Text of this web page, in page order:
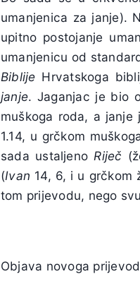
umanjenica za janje).
upitno postojanje
umanjenicu od
Biblije Hrvatskoga
janje. Jaganjac je bio
muškoga roda, a
1.14, u grčkom
sada ustaljeno Riječ
(Ivan 14, 6, i u grčkom
tom prijevodu, nego
Objava novoga